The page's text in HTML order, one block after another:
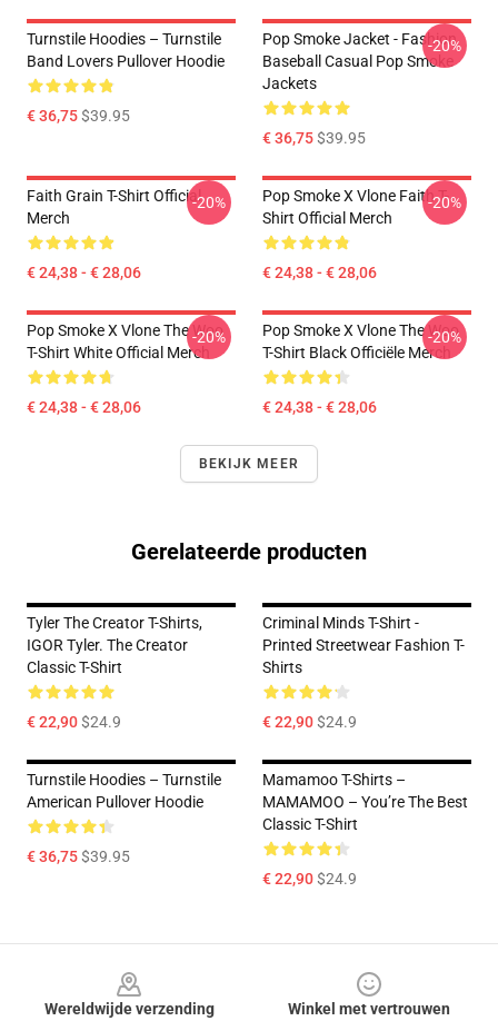
Turnstile Hoodies – Turnstile
Band Lovers Pullover Hoodie
€ 36,75$39.95
Pop Smoke Jacket - Fashion
Baseball Casual Pop Smoke
Jackets
€ 36,75$39.95
-20%
Faith Grain T-Shirt Official
Merch
€ 24,38 - € 28,06
-20%
Pop Smoke X Vlone Faith T-
Shirt Official Merch
€ 24,38 - € 28,06
-20%
Pop Smoke X Vlone The Woo
T-Shirt White Official Merch
€ 24,38 - € 28,06
-20%
Pop Smoke X Vlone The Woo
T-Shirt Black Officiële Merch
€ 24,38 - € 28,06
-20%
BEKIJK MEER
Gerelateerde producten
Tyler The Creator T-Shirts,
IGOR Tyler. The Creator
Classic T-Shirt
€ 22,90$24.9
Criminal Minds T-Shirt -
Printed Streetwear Fashion T-
Shirts
€ 22,90$24.9
Turnstile Hoodies – Turnstile
American Pullover Hoodie
€ 36,75$39.95
Mamamoo T-Shirts –
MAMAMOO – You’re The Best
Classic T-Shirt
€ 22,90$24.9
Wereldwijde verzending
Winkel met vertrouwen